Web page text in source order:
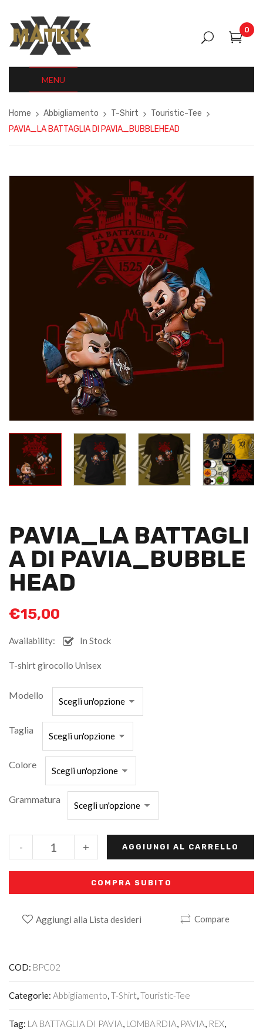
0
MENU
Home Abbigliamento T-Shirt
Touristic-Tee
PAVIA_LA BATTAGLIA DI PAVIA_BUBBLEHEAD
PAVIA_LA BATTAGLI
A DI PAVIA_BUBBLE
HEAD
€15,00
Availability: In Stock
T-shirt girocollo Unisex
Modello
Taglia
Colore
Grammatura
+
- AGGIUNGI AL CARRELLO
COMPRA SUBITO
Aggiungi alla Lista desideri Compare
COD: BPC02
Categorie: Abbigliamento,T-Shirt,Touristic-Tee
Tag: LA BATTAGLIA DI PAVIA, LOMBARDIA, PAVIA, REX,